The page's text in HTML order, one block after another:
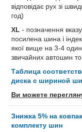
відповідає рух зі
год)
XL - позначення
посилена шина і
якої вище на 3-4
звичайних автошин
Таблица
диска с шириной
Ви можете
Знижка 5% на
комплекту шин